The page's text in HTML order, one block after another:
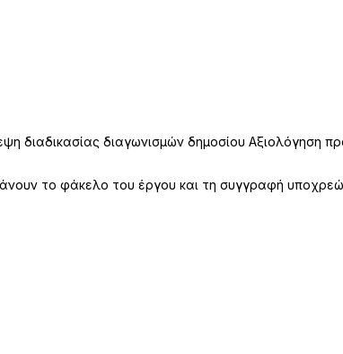
διαδικασίας διαγωνισμών δημοσίου Αξιολόγηση
το φάκελο του έργου και τη συγγραφή